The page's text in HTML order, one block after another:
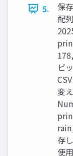
5.
保
配
ビ
変
存
使